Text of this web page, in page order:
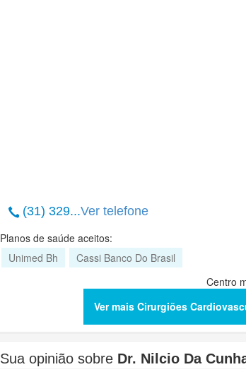
(31) 329...Ver telefone
Planos de saúde aceitos:
Unimed Bh
Cassi Banco Do Brasil
Centro
Ver mais Cirurgiões
Sua opinião sobre Dr. Nilcio Da